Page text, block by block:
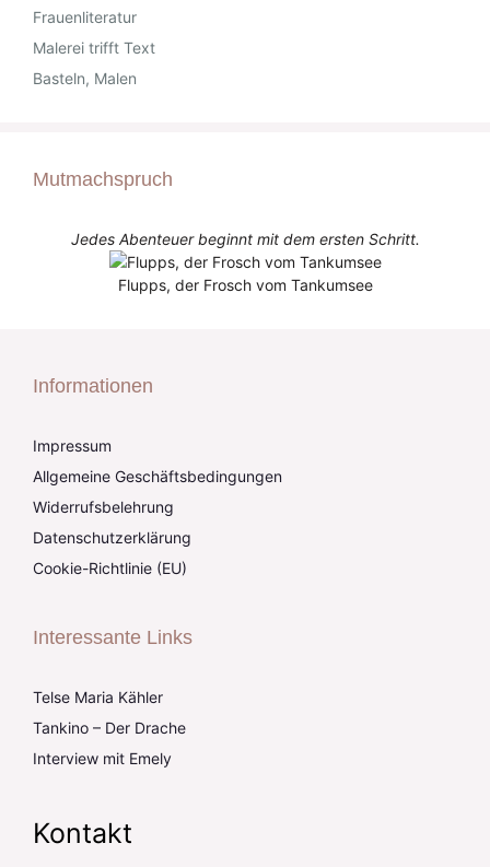
Frauenliteratur
Malerei trifft Text
Basteln, Malen
Mutmachspruch
Jedes Abenteuer beginnt mit dem ersten Schritt.
Flupps, der Frosch vom Tankumsee
Informationen
Impressum
Allgemeine Geschäftsbedingungen
Widerrufsbelehrung
Datenschutzerklärung
Cookie-Richtlinie (EU)
Interessante Links
Telse Maria Kähler
Tankino – Der Drache
Interview mit Emely
Kontakt